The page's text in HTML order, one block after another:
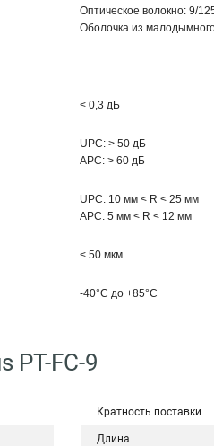
Оптическое волокно: 9/
Оболочка из
< 0,3 дБ
UPC: > 50 дБ
APC: > 60 дБ
UPC: 10 мм < R < 25 мм
APC: 5 мм < R < 12 мм
< 50 мкм
-40°C дo +85°C
PT-FC-9
Кратность поставки
Длина